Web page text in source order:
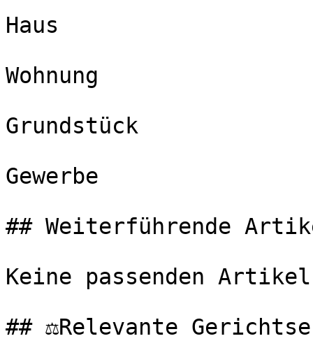
Haus
Wohnung
Grundstück
Gewerbe
## Weiterführende
Keine passenden
## ⚖️Relevante